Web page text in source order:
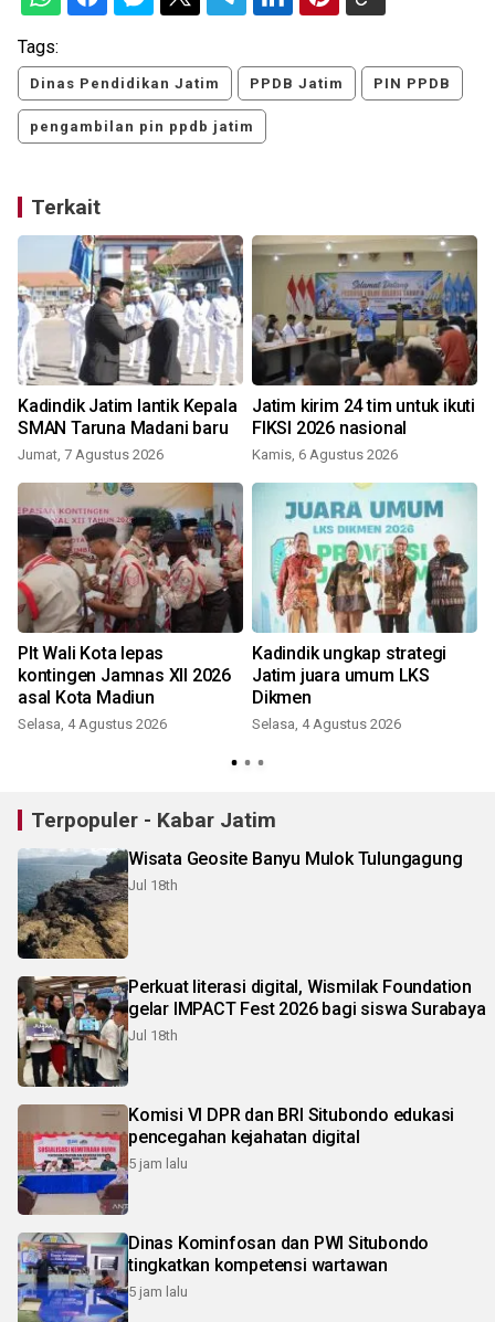
Tags:
Dinas Pendidikan Jatim PPDB Jatim PIN PPDB
pengambilan pin ppdb jatim
Terkait
Kadindik Jatim lantik Kepala
SMAN Taruna Madani baru
Jumat, 7 Agustus 2026
Jatim kirim 24 tim untuk ikuti
FIKSI 2026 nasional
Kamis, 6 Agustus 2026
Plt Wali Kota lepas
kontingen Jamnas XII 2026
asal Kota Madiun
Selasa, 4 Agustus 2026
Kadindik ungkap strategi
Jatim juara umum LKS
Dikmen
Selasa, 4 Agustus 2026
Terpopuler - Kabar Jatim
Wisata Geosite Banyu Mulok Tulungagung
Jul 18th
Perkuat literasi digital, Wismilak Foundation
gelar IMPACT Fest 2026 bagi siswa Surabaya
Jul 18th
Komisi VI DPR dan BRI Situbondo edukasi
pencegahan kejahatan digital
5 jam lalu
Dinas Kominfosan dan PWI Situbondo
tingkatkan kompetensi wartawan
5 jam lalu